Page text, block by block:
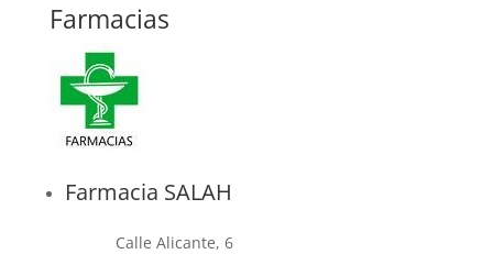
Farmacias
Farmacia SALAH
Calle Alicante, 6